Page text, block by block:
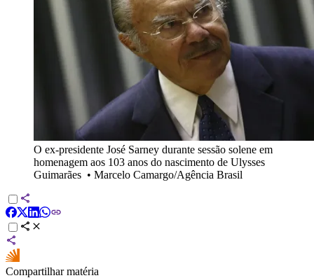
O ex-presidente José Sarney durante sessão solene em
homenagem aos 103 anos do nascimento de Ulysses
Guimarães • Marcelo Camargo/Agência Brasil
Compartilhar matéria